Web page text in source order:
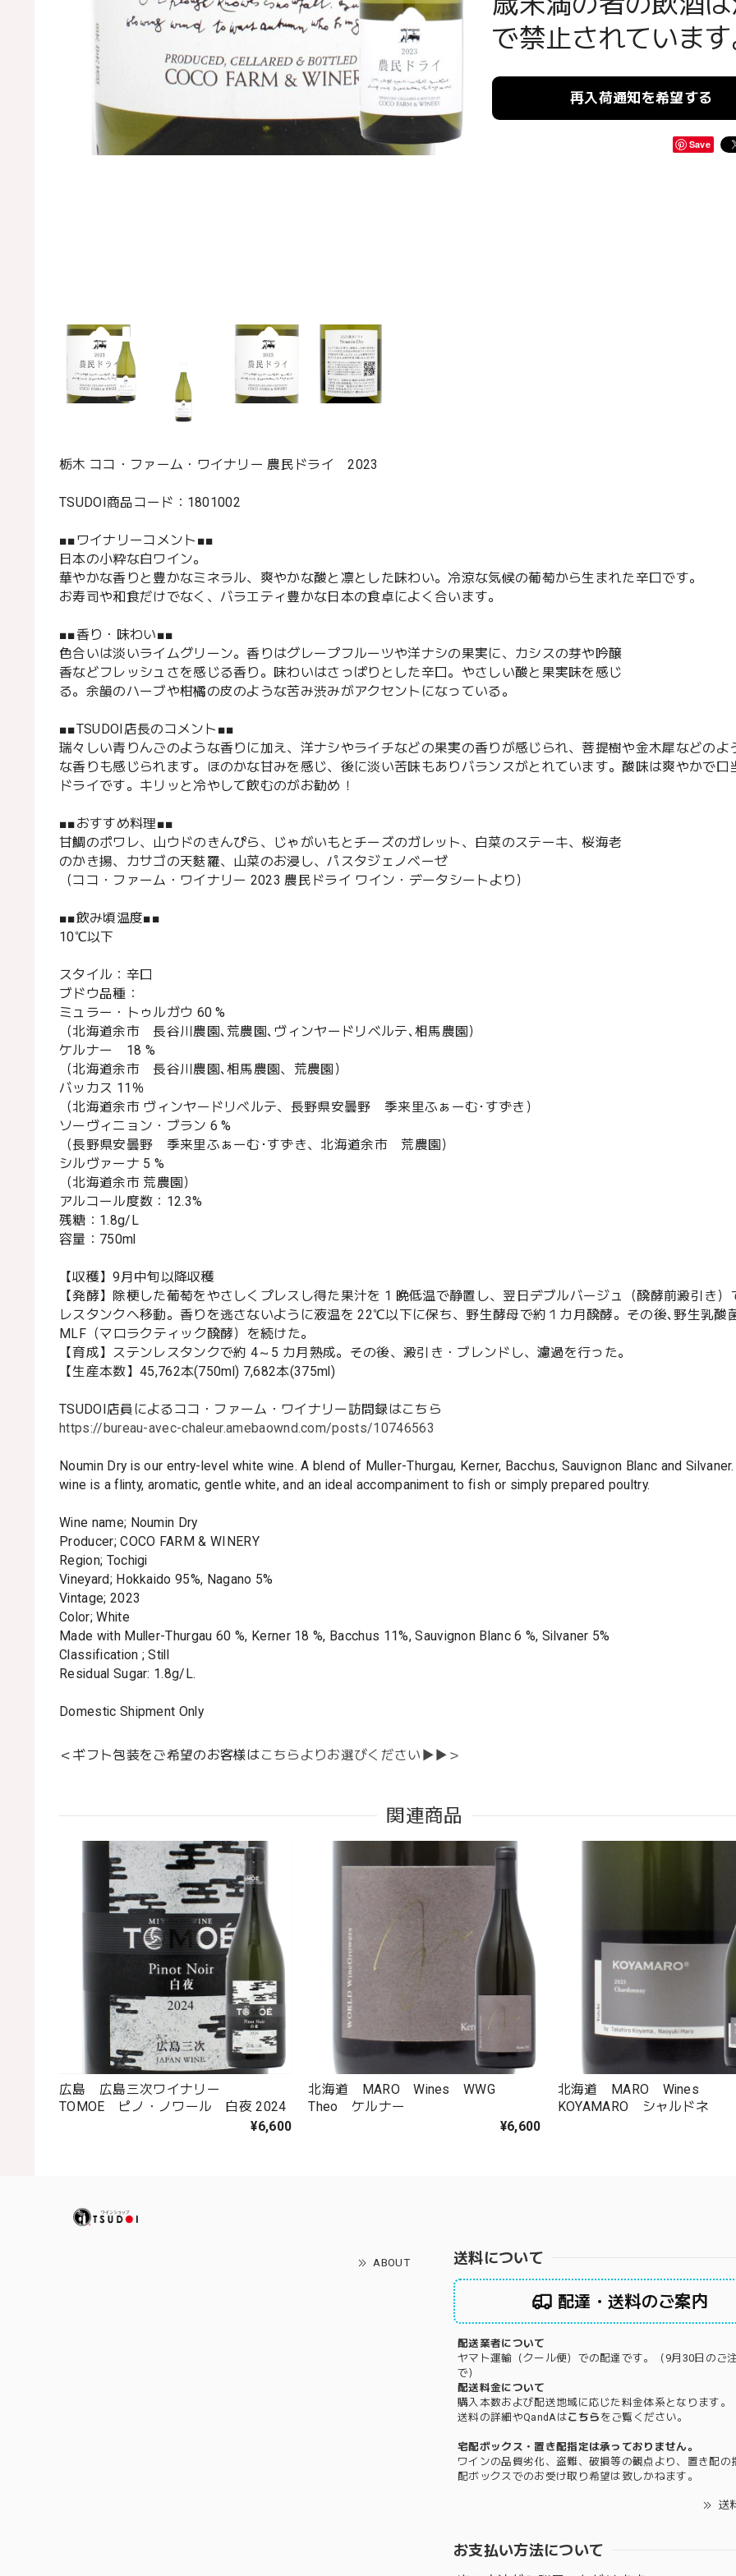
で禁止されていま
再入荷通知を希望する
Save
栃木 ココ・ファーム・ワイナリー 農民ドライ 2023
TSUDOI商品コード：1801002
■■ワイナリーコメント■■
日本の小粋な白ワイン。
華やかな香りと豊かなミネラル、爽やかな酸と凛とした味わい。冷涼な気候の葡萄から生まれた辛口です。
お寿司や和食だけでなく、バラエティ豊かな日本の食卓によく合います。
■■香り・味わい■■
色合いは淡いライムグリーン。香りはグレープフルーツや洋ナシの果実に、カシスの芽や吟醸
香などフレッシュさを感じる香り。味わいはさっぱりとした辛口。やさしい酸と果実味を感じ
る。余韻のハーブや柑橘の皮のような苦み渋みがアクセントになっている。
■■TSUDOI店長のコメント■■
瑞々しい青りんごのような香りに加え、洋ナシやライチなどの果実の香りが感じられ、菩提樹や金木犀などのよ
な香りも感じられます。ほのかな甘みを感じ、後に淡い苦味もありバランスがとれています。酸味は爽やかで口
ドライです。キリッと冷やして飲むのがお勧め！
■■おすすめ料理■■
甘鯛のポワレ、山ウドのきんぴら、じゃがいもとチーズのガレット、白菜のステーキ、桜海老
のかき揚、カサゴの天麩羅、山菜のお浸し、パスタジェノベーゼ
（ココ・ファーム・ワイナリー 2023 農民ドライ ワイン・データシートより）
■■飲み頃温度■■
10℃以下
スタイル：辛口
ブドウ品種：
ミュラー・トゥルガウ 60 %
（北海道余市 長谷川農園､荒農園､ヴィンヤードリベルテ､相馬農園）
ケルナー 18 %
（北海道余市 長谷川農園､相馬農園、荒農園）
バッカス 11％
（北海道余市 ヴィンヤードリベルテ、長野県安曇野 季来里ふぁーむ･すずき）
ソーヴィニョン・ブラン 6 %
（長野県安曇野 季来里ふぁーむ･すずき、北海道余市 荒農園）
シルヴァーナ 5 %
（北海道余市 荒農園）
アルコール度数：12.3%
残糖：1.8g/L
容量：750ml
【収穫】9月中旬以降収穫
【発酵】除梗した葡萄をやさしくプレスし得た果汁を 1 晩低温で静置し、翌日デブルバージュ（醗酵前澱引き）
レスタンクへ移動。香りを逃さないように液温を 22℃以下に保ち、野生酵母で約１カ月醗酵。その後､野生乳酸
MLF（マロラクティック醗酵）を続けた。
【育成】ステンレスタンクで約 4～5 カ月熟成。その後、澱引き・ブレンドし、濾過を行った。
【生産本数】45,762本(750ml) 7,682本(375ml)
TSUDOI店員によるココ・ファーム・ワイナリー訪問録はこちら
https://bureau-avec-chaleur.amebaownd.com/posts/10746563
Noumin Dry is our entry-level white wine. A blend of Muller-Thurgau, Kerner, Bacchus, Sauvignon Blanc and
wine is a flinty, aromatic, gentle white, and an ideal accompaniment to fish or simply prepared poultry.
Wine name; Noumin Dry
Producer; COCO FARM & WINERY
Region; Tochigi
Vineyard; Hokkaido 95%, Nagano 5%
Vintage; 2023
Color; White
Made with Muller-Thurgau 60 %, Kerner 18 %, Bacchus 11%, Sauvignon Blanc 6 %, Silvaner 5%
Classification ; Still
Residual Sugar: 1.8g/L.
Domestic Shipment Only
＜ギフト包装をご希望のお客様はこちらよりお選びください▶▶＞
関連商品
広島 広島三次ワイナリー
TOMOE ピノ・ノワール 白夜 2024
¥6,600
北海道 MARO Wines WWG
Theo ケルナー
¥6,600
北海道 MARO Wines
KOYAMARO シャルドネ
ABOUT 送料について
配達・送料のご案内
配送業者について
ヤマト運輸（クール便）での配達です。（9月30日のご
で）
配送料金について
購入本数および配送地域に応じた料金体系となります。
送料の詳細やQandAはこちら をご覧ください。
宅配ボックス・置き配指定は承っておりません。
ワインの品質劣化、盗難、破損等の観点より、置き配の
配ボックスでのお受け取り希望は致しかねます。
送
お支払い方法について